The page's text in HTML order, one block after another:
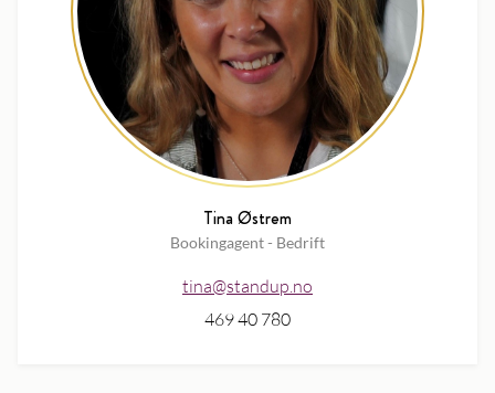
Tina Østrem
Bookingagent - Bedrift
tina@standup.no
469 40 780